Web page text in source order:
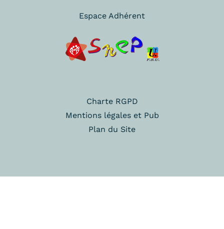
Espace Adhérent
Charte RGPD
Mentions légales et Pub
Plan du Site